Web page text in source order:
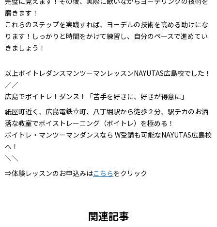
磨きます！
これらのステップを実践すれば、ヨーデルの技術を高める助けにな
ります！しっかりと時間をかけて練習し、自分のペースで進めてい
きましょう！
以上ボイトレダンスマンツーマンレッスンNAYUTAS広島校でした！
／／
広島でボイトレ！ダンス！「苦手を好きに、好きが得意に」
紙屋町近く、広島電鉄立町、八丁堀駅から徒歩２分、駅チカのお洒
落な教室でボイストレーニング（ボイトレ）を極める！
ボイトレ・マンツーマンダンスなら W受講も可能なNAYUTAS広島校
へ！
＼＼
⇒体験レッスンのお申込みはこちらをクリック
関連記事